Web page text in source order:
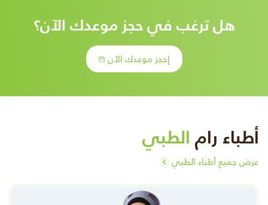
هل ترغب في حجز موعدك الآن؟
إحجز موعدك الآن
أطباء رامالطبي
عرض جميع أطباء الطبي